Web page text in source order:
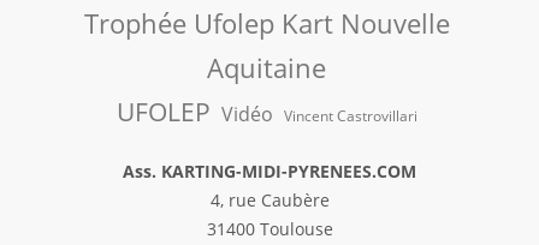
Trophée Ufolep Kart Nouvelle
Aquitaine
UFOLEP Vidéo Vincent Castrovillari
Ass. KARTING-MIDI-PYRENEES.COM
4, rue Caubère
31400 Toulouse